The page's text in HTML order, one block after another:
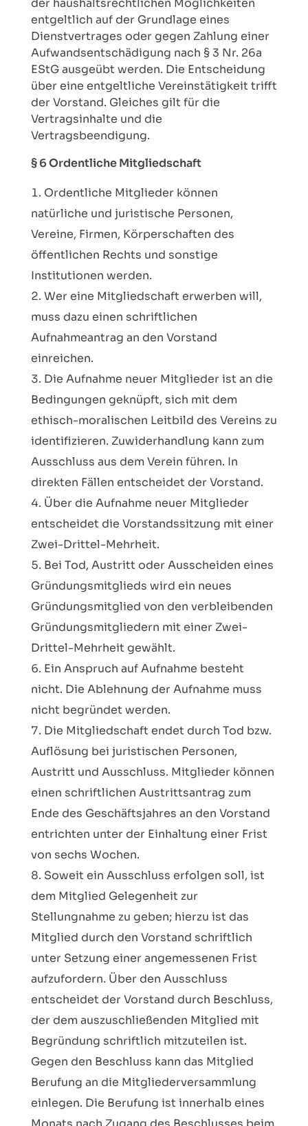
der haushaltsrechtlichen Möglichkeiten
entgeltlich auf der Grundlage eines
Dienstvertrages oder gegen Zahlung einer
Aufwandsentschädigung nach § 3 Nr. 26a
EStG ausgeübt werden. Die Entscheidung
über eine entgeltliche Vereinstätigkeit trifft
der Vorstand. Gleiches gilt für die
Vertragsinhalte und die
Vertragsbeendigung.
§ 6 Ordentliche Mitgliedschaft
Ordentliche Mitglieder können
natürliche und juristische Personen,
Vereine, Firmen, Körperschaften des
öffentlichen Rechts und sonstige
Institutionen werden.
Wer eine Mitgliedschaft erwerben will,
muss dazu einen schriftlichen
Aufnahmeantrag an den Vorstand
einreichen.
Die Aufnahme neuer Mitglieder ist an die
Bedingungen geknüpft, sich mit dem
ethisch-moralischen Leitbild des Vereins zu
identifizieren. Zuwiderhandlung kann zum
Ausschluss aus dem Verein führen. In
direkten Fällen entscheidet der Vorstand.
Über die Aufnahme neuer Mitglieder
entscheidet die Vorstandssitzung mit einer
Zwei-Drittel-Mehrheit.
Bei Tod, Austritt oder Ausscheiden eines
Gründungsmitglieds wird ein neues
Gründungsmitglied von den verbleibenden
Gründungsmitgliedern mit einer Zwei-
Drittel-Mehrheit gewählt.
Ein Anspruch auf Aufnahme besteht
nicht. Die Ablehnung der Aufnahme muss
nicht begründet werden.
Die Mitgliedschaft endet durch Tod bzw.
Auflösung bei juristischen Personen,
Austritt und Ausschluss. Mitglieder können
einen schriftlichen Austrittsantrag zum
Ende des Geschäftsjahres an den Vorstand
entrichten unter der Einhaltung einer Frist
von sechs Wochen.
Soweit ein Ausschluss erfolgen soll, ist
dem Mitglied Gelegenheit zur
Stellungnahme zu geben; hierzu ist das
Mitglied durch den Vorstand schriftlich
unter Setzung einer angemessenen Frist
aufzufordern. Über den Ausschluss
entscheidet der Vorstand durch Beschluss,
der dem auszuschließenden Mitglied mit
Begründung schriftlich mitzuteilen ist.
Gegen den Beschluss kann das Mitglied
Berufung an die Mitgliederversammlung
einlegen. Die Berufung ist innerhalb eines